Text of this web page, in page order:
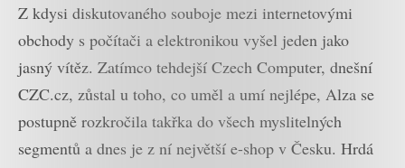
Z kdysi diskutovaného souboje mezi internetovými
obchody s počítači a elektronikou vyšel jeden jako
jasný vítěz. Zatímco tehdejší Czech Computer, dnešní
CZC.cz, zůstal u toho, co uměl a umí nejlépe, Alza se
postupně rozkročila takřka do všech myslitelných
segmentů a dnes je z ní největší e-shop v Česku. Hrdá